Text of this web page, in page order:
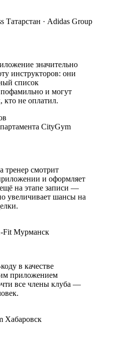
Татарстан · Adidas Group
значительно
инструкторов: они
список
и могут
кто не оплатил.
CityGym
тренер смотрит
и оформляет
на этапе записи —
увеличивает шансы на
Fit Мурманск
в качестве
приложением
все члены клуба —
Хабаровск